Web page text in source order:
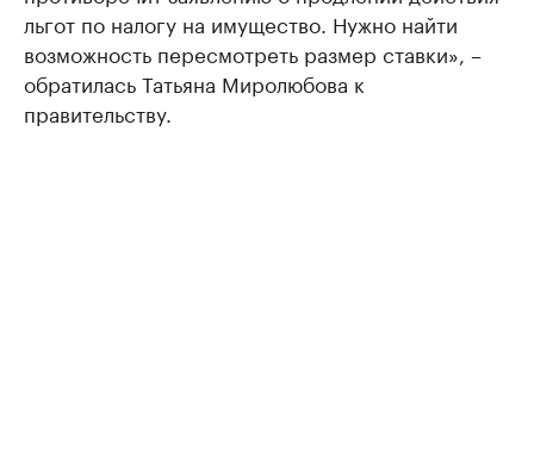
льгот по налогу на имущество. Нужно найти
возможность пересмотреть размер ставки», –
обратилась Татьяна Миролюбова к
правительству.